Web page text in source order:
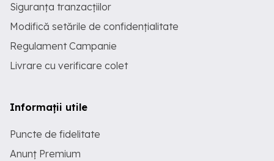
Siguranța tranzacțiilor
Modifică setările de confidențialitate
Regulament Campanie
Livrare cu verificare colet
Informații utile
Puncte de fidelitate
Anunț Premium